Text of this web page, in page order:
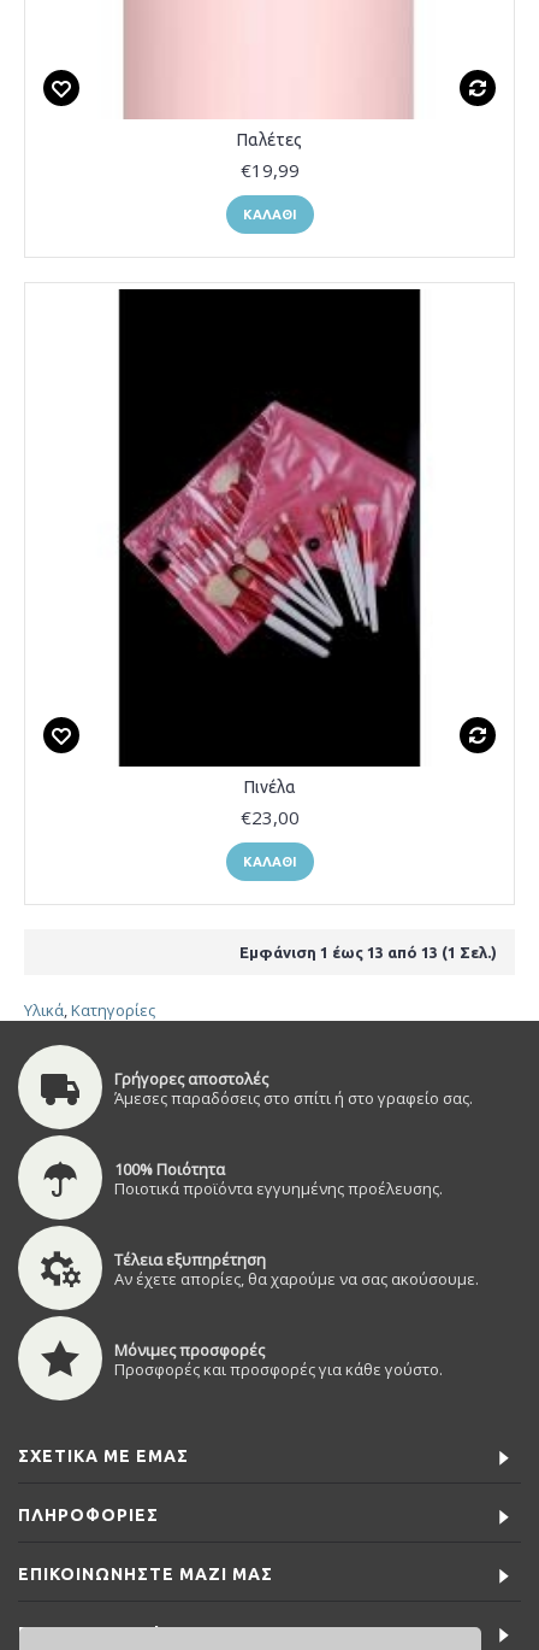
Παλέτες
€19,99
ΚΑΛΆΘΙ
Πινέλα
€23,00
ΚΑΛΆΘΙ
Εμφάνιση 1 έως 13 από 13 (1 Σελ.)
Υλικά,Κατηγορίες
Γρήγορες αποστολές
Άμεσες παραδόσεις στο σπίτι ή στο γραφείο σας.
100% Ποιότητα
Ποιοτικά προϊόντα εγγυημένης προέλευσης.
Τέλεια εξυπηρέτηση
Αν έχετε απορίες, θα χαρούμε να σας ακούσουμε.
Μόνιμες προσφορές
Προσφορές και προσφορές για κάθε γούστο.
ΣΧΕΤΙΚΆ ΜΕ ΕΜΆΣ
ΠΛΗΡΟΦΟΡΊΕΣ
ΕΠΙΚΟΙΝΩΝΉΣΤΕ ΜΑΖΊ ΜΑΣ
ΕΙΔΙΚΈΣ ΠΡΟΣΦΟΡΈΣ